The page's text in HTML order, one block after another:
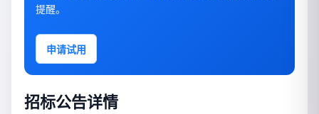
提醒。
申请试用
招标公告详情